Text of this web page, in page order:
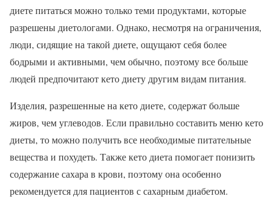
диете питаться можно только теми продуктами, которые
разрешены диетологами. Однако, несмотря на ограничения,
люди, сидящие на такой диете, ощущают себя более
бодрыми и активными, чем обычно, поэтому все больше
людей предпочитают кето диету другим видам питания.
Изделия, разрешенные на кето диете, содержат больше
жиров, чем углеводов. Если правильно составить меню кето
диеты, то можно получить все необходимые питательные
вещества и похудеть. Также кето диета помогает понизить
содержание сахара в крови, поэтому она особенно
рекомендуется для пациентов с сахарным диабетом.